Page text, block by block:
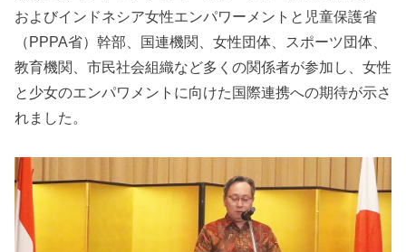
およびインドネシア女性エンパワーメントと児童保護省
（PPPA省）幹部、国連機関、女性団体、スポーツ団体、
教育機関、市民社会組織など多くの関係者が参加し、女性
と少女のエンパワメントに向けた国際連携への期待が示さ
れました。